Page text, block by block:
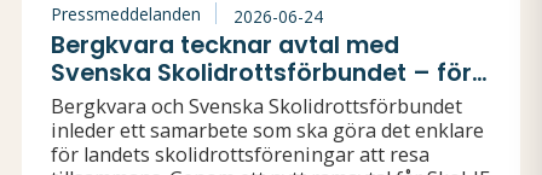
Pressmeddelanden 2026-06-24
Bergkvara tecknar avtal med
Svenska Skolidrottsförbundet – för
enklare resor för landets Skol-IF
Bergkvara och Svenska Skolidrottsförbundet
inleder ett samarbete som ska göra det enklare
för landets skolidrottsföreningar att resa